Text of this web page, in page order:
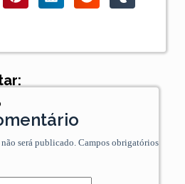
será publicado. Campos obrigatórios